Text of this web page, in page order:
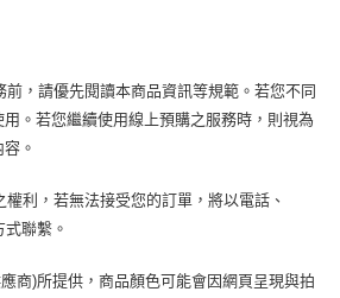
欲分期的期數、繳款截止日，確認付款後即完
往確認交易或遇審核未通過，訂單將自動取
過狀況，表示未達大哥付你分期系統評分，恕無
可選擇「超商條碼／台灣大直營門市／銀行轉
簡訊認證，即可結帳。
後，再付款。
流程】
先享後付」後，將跳轉至「AFTEE先享後付」
認金額後，即可完成結帳。
天內，點擊此簡訊中的連結，可透過四大超商／
含以上)免運費
前，請優先閱讀本商品資訊等規範。若您不同
。若您繼續使用線上預購之服務時，則視為
。
利，若無法接受您的訂單，將以電話、
聯繫。
商)所提供，商品顏色可能會因網頁呈現與拍